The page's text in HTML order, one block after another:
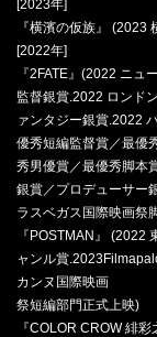
[2023年]
『横濱の仮族』 (2023
[2022年]
『2FATE』(2022 ニ
監督銀賞.2022 ロンド
ァンタジー銀賞.2022
優秀短編監督賞／最優
秀男優賞／最優秀脚本
銀賞／プロデューサー
ラスベガス国際映画祭
『POSTMAN』 (2022
ャンル賞
カンヌ国際映画
祭短編部門正式上映)
『COLOR CROW 緋